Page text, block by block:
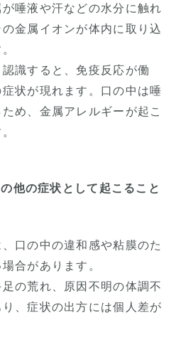
唾液や汗などの水分に触れ
金属イオンが体内に取り込
識すると、免疫反応が働
状が現れます。口の中は唾
め、金属アレルギーが起こ
他の症状として起こること
口の中の違和感や粘膜のた
合があります。
の荒れ、原因不明の体調不
、症状の出方には個人差が